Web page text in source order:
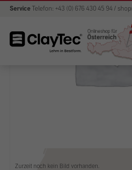
Service Telefon: +43 (0) 676 430 45 94 /
Zurzeit noch kein Bild vorhanden.